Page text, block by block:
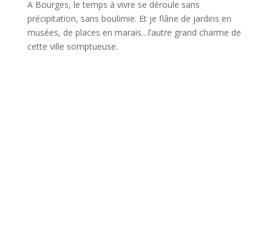
A Bourges, le temps à vivre se déroule sans
précipitation, sans boulimie. Et je flâne de jardins en
musées, de places en marais…l’autre grand charme de
cette ville somptueuse.